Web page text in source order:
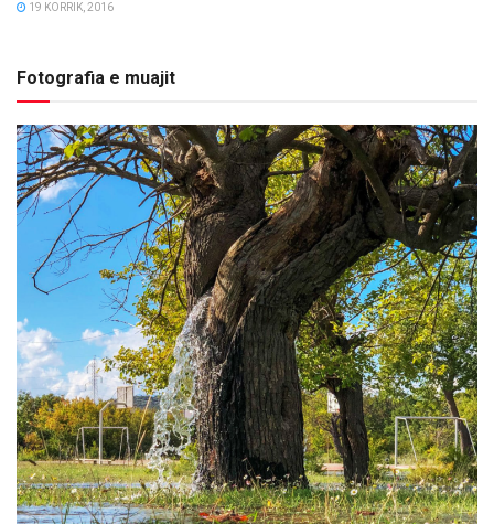
19 KORRIK, 2016
Fotografia e muajit